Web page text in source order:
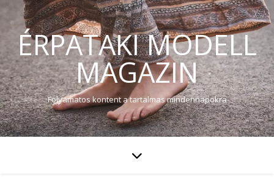
ÉRPATAKI MODELL
MAGAZIN
Folyamatos kontent a tartalmas mindennapokra